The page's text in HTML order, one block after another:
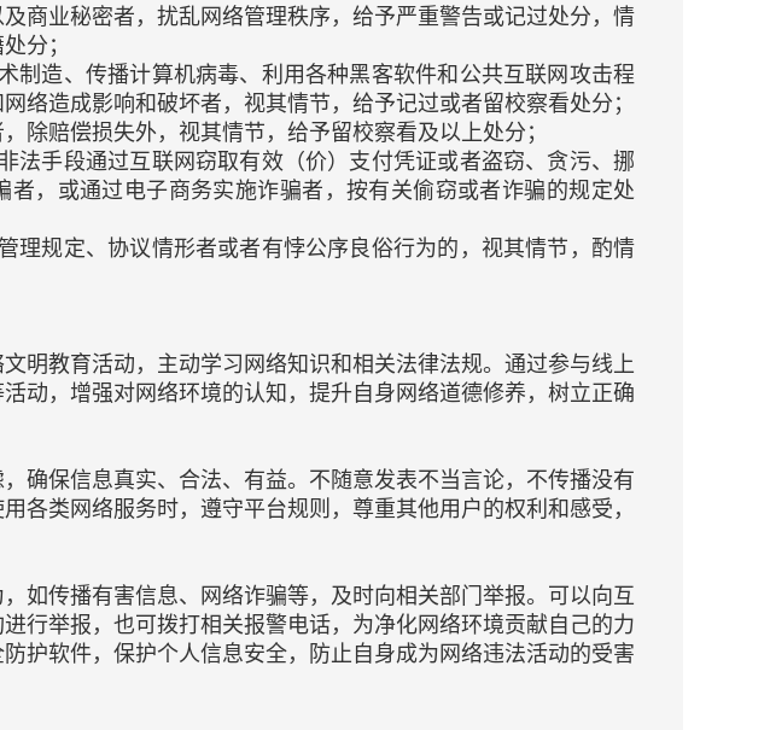
商业秘密者，扰乱网络管理秩序，给予严重警告或记过处分，情
分；
制造、传播计算机病毒、利用各种黑客软件和公共互联网攻击程
络造成影响和破坏者，视其情节，给予记过或者留校察看处分；
除赔偿损失外，视其情节，给予留校察看及以上处分；
法手段通过互联网窃取有效（价）支付凭证或者盗窃、贪污、挪
者，或通过电子商务实施诈骗者，按有关偷窃或者诈骗的规定处
理规定、协议情形者或者有悖公序良俗行为的，视其情节，酌情
明教育活动，主动学习网络知识和相关法律法规。通过参与线上
动，增强对网络环境的认知，提升自身网络道德修养，树立正确
确保信息真实、合法、有益。不随意发表不当言论，不传播没有
各类网络服务时，遵守平台规则，尊重其他用户的权利和感受，
如传播有害信息、网络诈骗等，及时向相关部门举报。可以向互
行举报，也可拨打相关报警电话，为净化网络环境贡献自己的力
护软件，保护个人信息安全，防止自身成为网络违法活动的受害